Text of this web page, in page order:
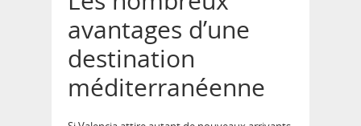
avantages d’une
destination
méditerranéenne